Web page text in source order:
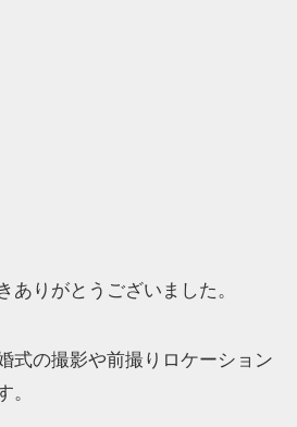
ありがとうございました。
式の撮影や前撮りロケーション
。